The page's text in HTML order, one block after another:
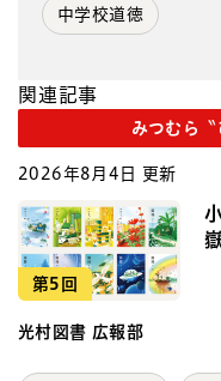
中学校道徳
関連記事
みつむら
2026年8月4日 更新
第5回
光村図書 広報部